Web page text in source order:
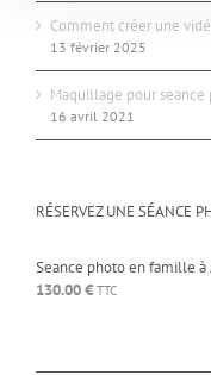
Comment créer une
13 février 2025
Maquillage pour seance
16 avril 2021
RÉSERVEZ UNE SÉANCE
Seance photo en famille à
130.00€ TTC